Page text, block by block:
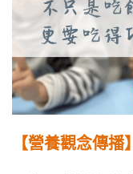
【營養觀念傳播】